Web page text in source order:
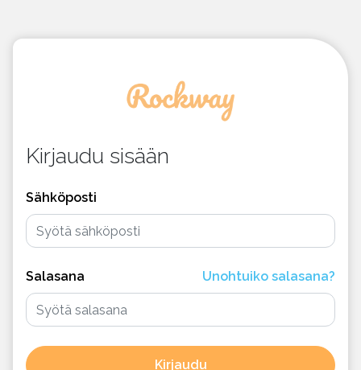
Kirjaudu sisään
Sähköposti
Salasana Unohtuiko salasana?
Kirjaudu